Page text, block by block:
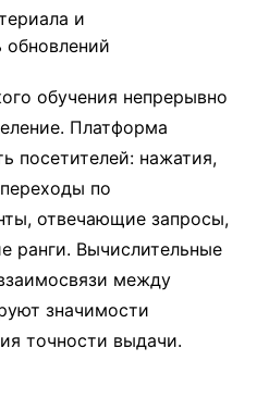
и
обновлений
обучения непрерывно
Платформа
посетителей: нажатия,
по
отвечающие запросы,
ранги. Вычислительные
между
значимости
точности выдачи.